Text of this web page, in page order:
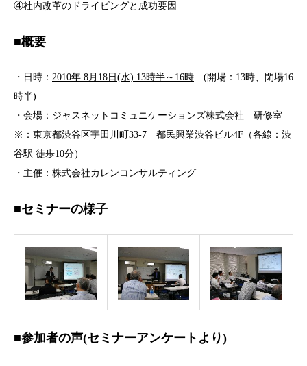
④社内改革のドライビングと成功要因
■概要
・日時： 2010年 8月18日(水) 13時半～16時 (開場：13時、閉場16
時半)
・会場：ジャスネットコミュニケーションズ株式会社 研修室
※：東京都渋谷区宇田川町33-7 都民興業渋谷ビル4F（各線：渋
谷駅 徒歩10分）
・主催：株式会社カレンコンサルティング
■セミナーの様子
■参加者の声(セミナーアンケートより)